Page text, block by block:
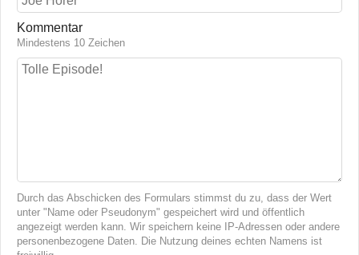
Kommentar
Mindestens 10 Zeichen
Durch das Abschicken des Formulars stimmst du zu, dass der Wert
unter "Name oder Pseudonym" gespeichert wird und öffentlich
angezeigt werden kann. Wir speichern keine IP-Adressen oder andere
personenbezogene Daten. Die Nutzung deines echten Namens ist